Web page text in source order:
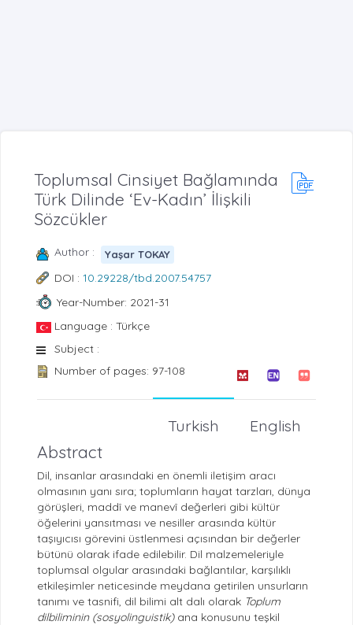
Toplumsal Cinsiyet Bağlamında
Türk Dilinde ‘Ev-Kadın’ İlişkili
Sözcükler
Author : Yaşar TOKAY
DOI : 10.29228/tbd.2007.54757
Year-Number: 2021-31
Language : Türkçe
Subject :
Number of pages: 97-108
English
Turkish
Abstract
Dil, insanlar arasındaki en önemli iletişim aracı
olmasının yanı sıra; toplumların hayat tarzları, dünya
görüşleri, maddî ve manevî değerleri gibi kültür
öğelerini yansıtması ve nesiller arasında kültür
taşıyıcısı görevini üstlenmesi açısından bir değerler
bütünü olarak ifade edilebilir. Dil malzemeleriyle
toplumsal olgular arasındaki bağlantılar, karşılıklı
etkileşimler neticesinde meydana getirilen unsurların
tanımı ve tasnifi, dil bilimi alt dalı olarak Toplum
dilbiliminin (sosyolinguistik)ana konusunu teşkil